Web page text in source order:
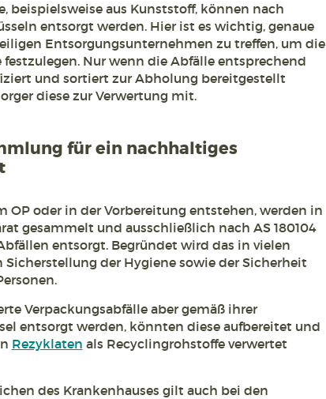
beispielsweise aus Kunststoff, können nach
entsorgt werden. Hier ist es wichtig, genaue
Entsorgungsunternehmen zu treffen, um die
Nur wenn die Abfälle entsprechend
und sortiert zur Abholung bereitgestellt
diese zur Verwertung mit.
für ein nachhaltiges
OP oder in der Vorbereitung entstehen, werden in
gesammelt und ausschließlich nach AS 180104
entsorgt. Begründet wird das in vielen
Sicherstellung der Hygiene sowie der Sicherheit
Verpackungsabfälle aber gemäß ihrer
entsorgt werden, könnten diese aufbereitet und
Rezyklaten als Recyclingrohstoffe verwertet
des Krankenhauses gilt auch bei den